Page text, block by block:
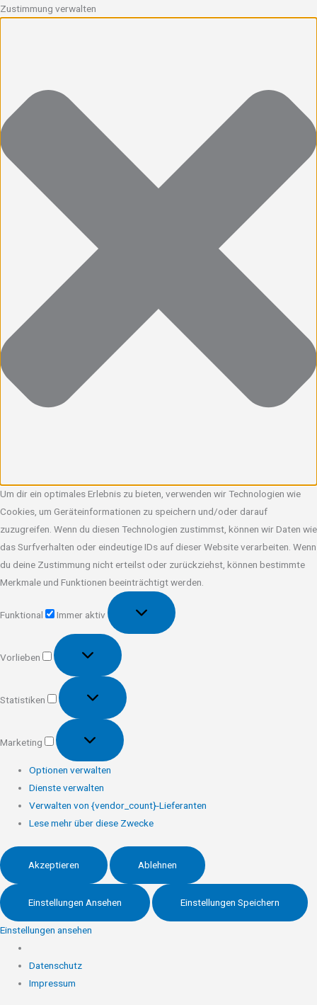
Zustimmung verwalten
Um dir ein optimales Erlebnis zu bieten, verwenden wir Technologien wie
Cookies, um Geräteinformationen zu speichern und/oder darauf
zuzugreifen. Wenn du diesen Technologien zustimmst, können wir Daten wie
das Surfverhalten oder eindeutige IDs auf dieser Website verarbeiten. Wenn
du deine Zustimmung nicht erteilst oder zurückziehst, können bestimmte
Merkmale und Funktionen beeinträchtigt werden.
Funktional
Immer aktiv
Vorlieben
Vorlieben
Statistiken
Statistiken
Marketing
Marketing
Optionen verwalten
Dienste verwalten
Verwalten von {vendor_count}-Lieferanten
Lese mehr über diese Zwecke
Akzeptieren Ablehnen
Einstellungen Ansehen Einstellungen Speichern
Einstellungen ansehen
Datenschutz
Impressum